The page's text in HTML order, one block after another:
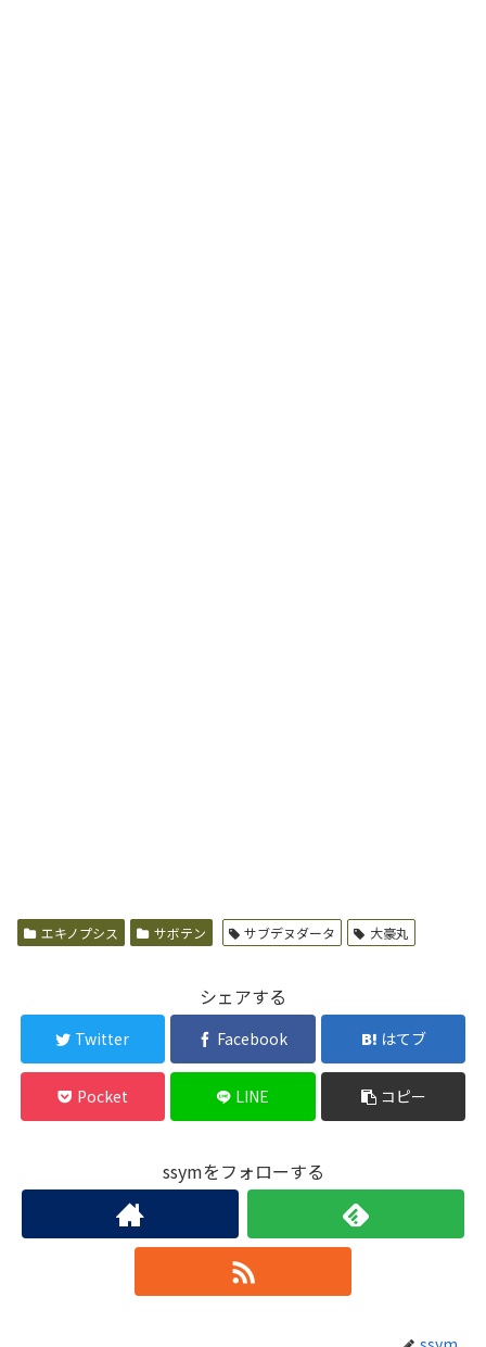
エキノプシス サボテン サブデヌダータ 大豪丸
シェアする
Twitter Facebook はてブ
Pocket LINE コピー
ssymをフォローする